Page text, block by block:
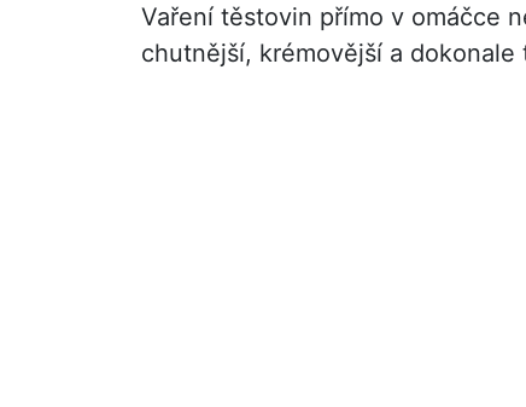
Vaření těstovin přímo v omáčce
chutnější, krémovější a dokonale